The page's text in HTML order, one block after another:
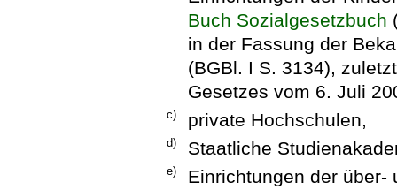
Buch Sozialgesetzbuch
in der Fassung der
(BGBl. I S. 3134),
Gesetzes vom 6. Juli
c) private Hochschulen,
d) Staatliche
e) Einrichtungen der über-